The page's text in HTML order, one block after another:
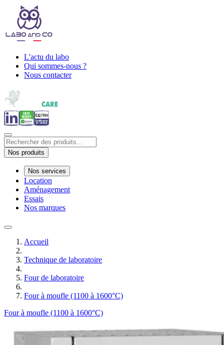
L'actu du labo
Qui sommes-nous ?
Nous contacter
Nos produits
Nos services
Location
Aménagement
Essais
Nos marques
Accueil
Technique de laboratoire
Four de laboratoire
Four à moufle (1100 à 1600°C)
Four à moufle (1100 à 1600°C)